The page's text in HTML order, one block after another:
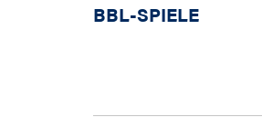
BBL-SPIELE